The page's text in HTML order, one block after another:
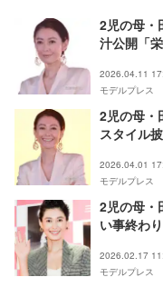
2児の母・
汁公開「
2026.04.11
モデルプレス
2児の母・
スタイル
2026.04.01
モデルプレス
2児の母・
い事終わ
2026.02.17
モデルプレス